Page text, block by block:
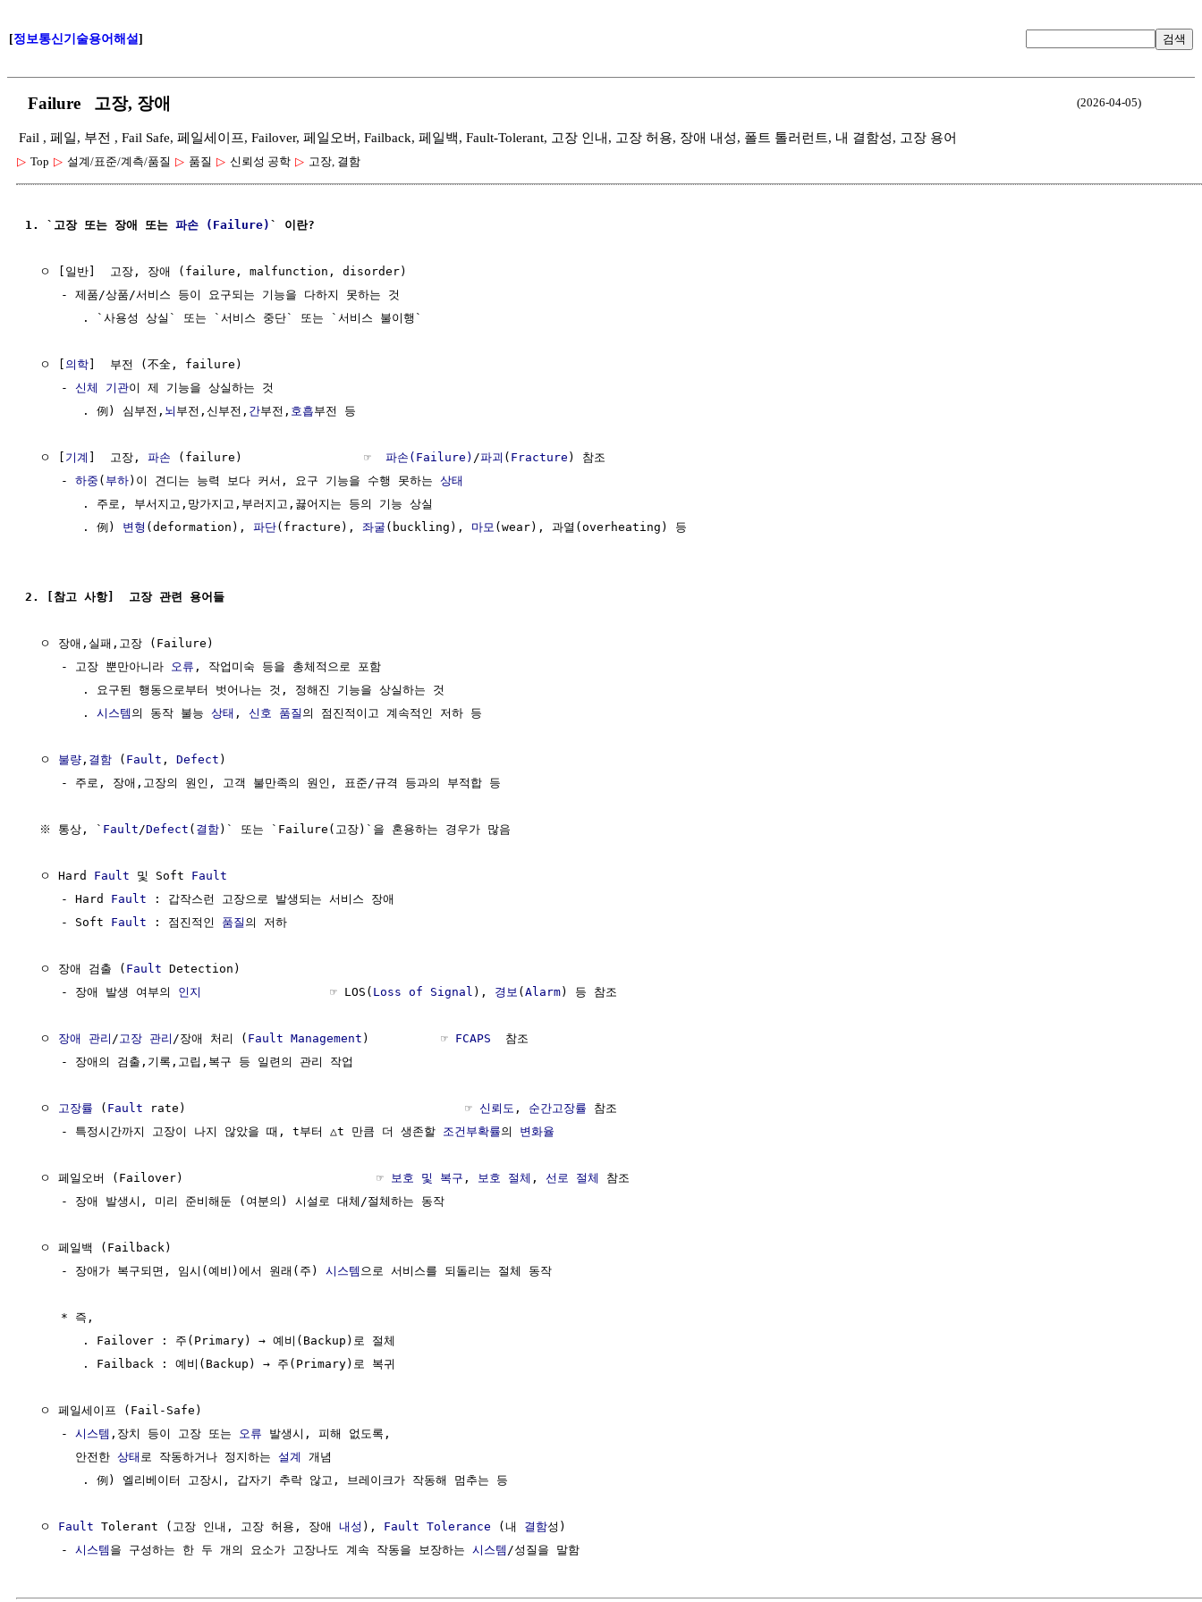
[정보통신기술용어해설] 검색
Failure 고장, 장애 (2026-04-05)
Fail , 페일, 부전 , Fail Safe, 페일세이프, Failover, 페일오버, Failback, 페일백, Fault-Tolerant, 고장 인내, 고장 허용, 장애 내성, 폴트 톨러런트, 내 결함성, 고장 용어
▷ Top ▷ 설계/표준/계측/품질 ▷ 품질 ▷ 신뢰성 공학 ▷ 고장, 결함
1. `고장 또는 장애 또는 파손 (Failure) ` 이란?
  ㅇ [일반]  고장, 장애 (failure, malfunction, disorder)
     - 제품/상품/서비스 등이 요구되는 기능을 다하지 못하는 것
        . `사용성 상실` 또는 `서비스 중단` 또는 `서비스 불이행`
  ㅇ [
의학]  부전 (不全, failure)
     -
신체 기관이 제 기능을 상실하는 것
        . 例) 심부전,
뇌 부전,신부전, 간부전, 호흡부전 등
  ㅇ [
기계 ]  고장, 파손 (failure)                 ☞ 파손(Failure) /파괴 ( Fracture ) 참조
     -
하중 ( 부하)이 견디는 능력 보다 커서, 요구 기능을 수행 못하는 상태
        . 주로, 부서지고,망가지고,부러지고,끓어지는 등의 기능 상실
        . 例)
변형 (deformation), 파단(fracture), 좌굴 (buckling), 마모 (wear), 과열(overheating) 등
2. [참고 사항]  고장 관련 용어들
  ㅇ 장애,실패,고장 (Failure)
     - 고장 뿐만아니라
오류 , 작업미숙 등을 총체적으로 포함
        . 요구된 행동으로부터 벗어나는 것, 정해진 기능을 상실하는 것
        .
시스템 의 동작 불능 상태 , 신호 품질 의 점진적이고 계속적인 저하 등
  ㅇ
불량 , 결함 ( Fault , Defect )
     - 주로, 장애,고장의 원인, 고객 불만족의 원인, 표준/규격 등과의 부적합 등
  ※ 통상, `
Fault /Defect ( 결함)` 또는 `Failure(고장)`을 혼용하는 경우가 많음
  ㅇ Hard
Fault 및 Soft Fault
     - Hard
Fault : 갑작스런 고장으로 발생되는 서비스 장애
     - Soft
Fault : 점진적인 품질 의 저하
  ㅇ 장애 검출 (
Fault Detection)
     - 장애 발생 여부의
인지
                  ☞ LOS(
Loss of Signal ), 경보 (Alarm) 등 참조
  ㅇ
장애 관리 / 고장 관리 /장애 처리 ( Fault Management )          ☞ FCAPS
  참조
     - 장애의 검출,기록,고립,복구 등 일련의 관리 작업
  ㅇ
고장률 ( Fault rate)                                       ☞ 신뢰도 , 순간고장률 참조
     - 특정시간까지 고장이 나지 않았을 때, t부터 △t 만큼 더 생존할
조건부확률의 변화율
  ㅇ 페일오버 (Failover)                           ☞
보호 및 복구 , 보호 절체 , 선로 절체
참조
     - 장애 발생시, 미리 준비해둔 (여분의) 시설로 대체/절체하는 동작
  ㅇ 페일백 (Failback)
     - 장애가 복구되면, 임시(예비)에서 원래(주)
시스템 으로 서비스를 되돌리는 절체 동작
     * 즉,
        . Failover : 주(Primary) → 예비(Backup)로 절체
        . Failback : 예비(Backup) → 주(Primary)로 복귀
  ㅇ 페일세이프 (Fail-Safe)
     -
시스템 ,장치 등이 고장 또는 오류 발생시, 피해 없도록,
       안전한
상태 로 작동하거나 정지하는 설계
개념
        . 例) 엘리베이터 고장시, 갑자기 추락 않고, 브레이크가 작동해 멈추는 등
  ㅇ
Fault Tolerant (고장 인내, 고장 허용, 장애 내성 ), Fault Tolerance (내 결함성)
     -
시스템 을 구성하는 한 두 개의 요소가 고장나도 계속 작동을 보장하는 시스템